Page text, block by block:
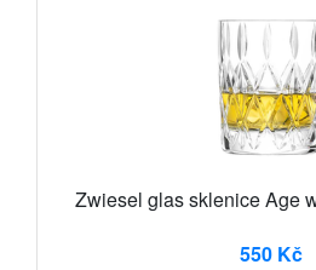
Zwiesel glas sklenice Age
550 Kč